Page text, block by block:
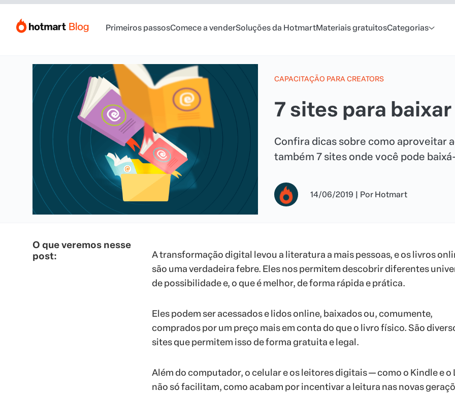
Primeiros passosComece a venderSoluções da HotmartMateriais gratuitosCategorias
CAPACITAÇÃO PARA CREATORS
7 sites para
Confira dicas sobre como aproveitar
também 7 sites onde você pode
14/06/2019 | Por Hotmart
O que veremos nesse
post:
A transformação digital levou a literatura a mais pessoas, e os livros
são uma verdadeira febre. Eles nos permitem descobrir diferentes
de possibilidade e, o que é melhor, de forma rápida e prática.
Eles podem ser acessados e lidos online, baixados ou, comumente,
comprados por um preço mais em conta do que o livro físico. São
sites que permitem isso de forma gratuita e legal.
Além do computador, o celular e os leitores digitais — como o Kindle e o
não só facilitam, como acabam por incentivar a leitura nas novas